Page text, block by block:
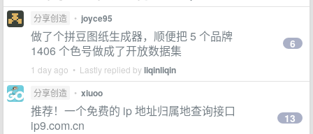
分享创造 • joyce95
做了个拼豆图纸生成器，顺便把 5 个品牌
1406 个色号做成了开放数据集
1 day ago • Lastly replied byliqinliqin
6
分享创造 • xiuoo
推荐！一个免费的 ip 地址归属地查询接口
ip9.com.cn
13